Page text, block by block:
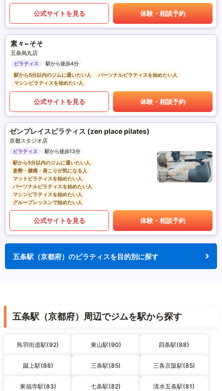
公式サイトを見る 体験・相談予約
素々~そそ
五条烏丸店
ピラティス
駅から徒歩4分
駅から5分以内のジムに通いたい人
パーソナルピラティスを始めたい人
マシンピラティスを始めたい人
公式サイトを見る 体験・相談予約
ゼンプレイスピラティス (zen place pilates)
京都スタジオ店
ピラティス
駅から徒歩13分
駅から5分以内のジムに通いたい人
姿勢・腰痛・肩こりが気になる人
マットピラティスを始めたい人
パーソナルピラティスを始めたい人
マシンピラティスを始めたい人
グループレッスンで始めたい人
公式サイトを見る 体験・相談予約
五条駅（京都府）のピラティスを目的別に探す
五条駅（京都府）周辺でジムを駅から探す
鳥羽街道駅(92) 東山駅(90) 四条駅(88)
蹴上駅(88) 三条駅(85) 三条京阪駅(85)
東福寺駅(83) 七条駅(82) 清水五条駅(81)